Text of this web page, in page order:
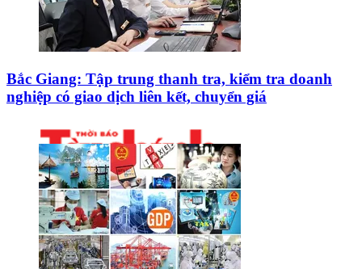
Bắc Giang: Tập trung thanh tra, kiểm tra doanh
nghiệp có giao dịch liên kết, chuyển giá